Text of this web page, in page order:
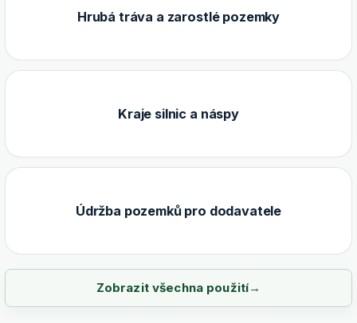
Hrubá tráva a zarostlé pozemky
Kraje silnic a náspy
Údržba pozemků pro dodavatele
Zobrazit všechna použití